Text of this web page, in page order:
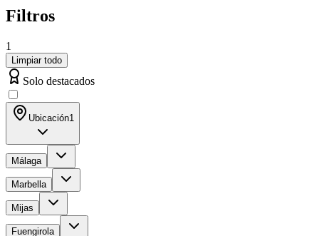
Filtros
1
Limpiar todo
Solo destacados
Ubicación1
Málaga
Marbella
Mijas
Fuengirola